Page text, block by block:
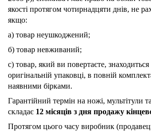
якості протягом чотирнадцяти днів, не
якщо:
а) товар неушкоджений;
б) товар невживаний;
с) товар, який ви повертаєте,
оригінальній упаковці, в повній
наявними бірками.
Гарантійний термін на ножі, мультітули
складає 12 місяців з дня продажу
Протягом цього часу виробник